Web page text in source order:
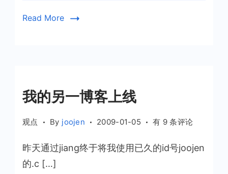
Read More
我的另一博客上线
观点 By joojen 2009-01-05
我
另
有 9 条评论
昨天通过jiang终于将我使用已久的id号joojen
的.c […]